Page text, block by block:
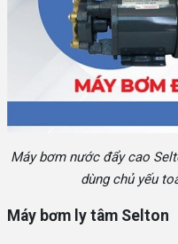
Máy bơm nước đẩy cao
dùng chủ yếu
Máy bơm ly tâm Selton